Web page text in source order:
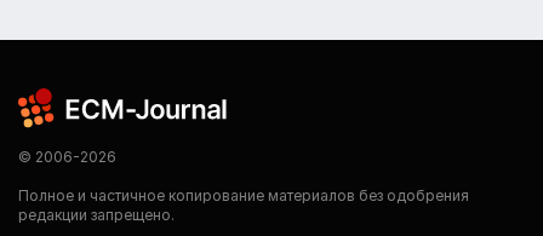
© 2006-2026
Полное и частичное копирование материалов без одобрения
редакции запрещено.